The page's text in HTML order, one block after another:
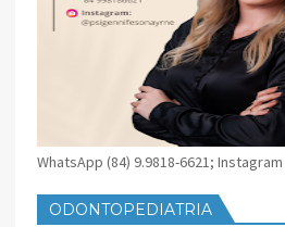
WhatsApp (84) 9.9818-6621;
ODONTOPEDIATRIA